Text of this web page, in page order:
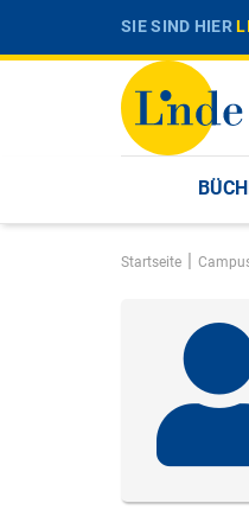
SIE SIND HIER
Startseite |